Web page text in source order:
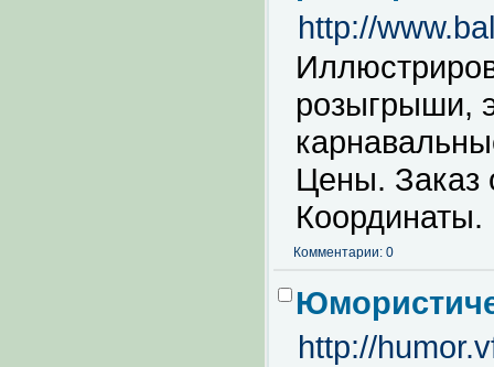
http://
розыгрыши,
Цены. Заказ
Координаты.
Комментарии: 0
http://